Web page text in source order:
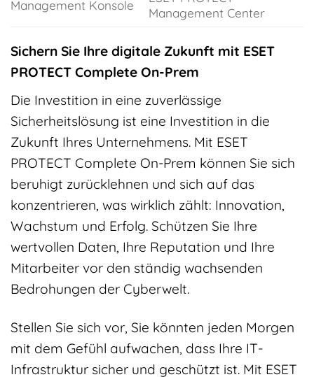
Management Konsole
Management Center
Sichern Sie Ihre digitale Zukunft mit ESET
PROTECT Complete On-Prem
Die Investition in eine zuverlässige
Sicherheitslösung ist eine Investition in die
Zukunft Ihres Unternehmens. Mit ESET
PROTECT Complete On-Prem können Sie sich
beruhigt zurücklehnen und sich auf das
konzentrieren, was wirklich zählt: Innovation,
Wachstum und Erfolg. Schützen Sie Ihre
wertvollen Daten, Ihre Reputation und Ihre
Mitarbeiter vor den ständig wachsenden
Bedrohungen der Cyberwelt.
Stellen Sie sich vor, Sie könnten jeden Morgen
mit dem Gefühl aufwachen, dass Ihre IT-
Infrastruktur sicher und geschützt ist. Mit ESET